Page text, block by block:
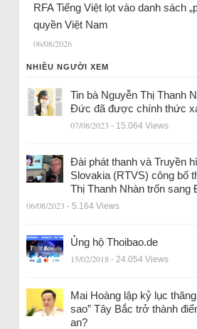
RFA Tiếng Việt lọt vào danh sách
quyền Việt Nam
06/08/2026
NHIỀU NGƯỜI XEM
Tin bà Nguyễn Thị Thanh
Đức đã được chính thức
07/08/2023 - 15.064 Views
Đài phát thanh và Truyền
Slovakia (RTVS) công bố
Thị Thanh Nhàn trốn sang
06/08/2023 - 5.164 Views
Ủng hộ Thoibao.de
15/02/2018 - 24.054 Views
Mai Hoàng lập kỷ lục
sao” Tây Bắc trở thành
an?